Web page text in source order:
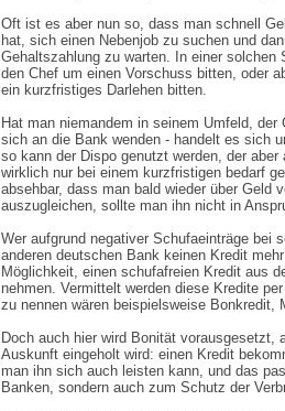
Oft ist es aber nun so, dass man schnell
hat, sich einen Nebenjob zu suchen und
Gehaltszahlung zu warten. In einer solchen
den Chef um einen Vorschuss bitten, oder
ein kurzfristiges Darlehen bitten.
Hat man niemandem in seinem Umfeld,
sich an die Bank wenden - handelt es sich
so kann der Dispo genutzt werden, der aber
wirklich nur bei einem kurzfristigen bedarf
absehbar, dass man bald wieder über Geld
auszugleichen, sollte man ihn nicht in
Wer aufgrund negativer Schufaeinträge bei
anderen deutschen Bank keinen Kredit
Möglichkeit, einen schufafreien Kredit aus
nehmen. Vermittelt werden diese Kredite
zu nennen wären beispielsweise Bonkredit,
Doch auch hier wird Bonität vorausgesetzt,
Auskunft eingeholt wird: einen Kredit
man ihn sich auch leisten kann, und das
Banken, sondern auch zum Schutz der